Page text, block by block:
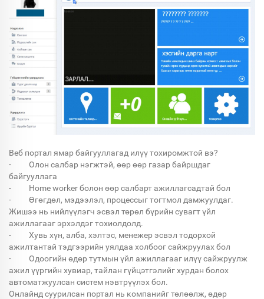
Веб портал ямар байгууллагад илүү тохиромжтой вэ?
- Олон салбар нэгжтэй, өөр өөр газар байршдаг
байгууллага
- Home worker болон өөр салбарт ажиллагсадтай бол
- Өгөгдөл, мэдээлэл, процессыг тогтмол дамжуулдаг.
Жишээ нь нийлүүлэгч эсвэл төрөл бүрийн сувагт үйл
ажиллагааг эрхэлдэг тохиолдолд.
- Хувь хүн, алба, хэлтэс, менежер эсвэл тодорхой
ажилтантай тэдгээрийн уялдаа холбоог сайжруулах бол
- Одоогийн өдөр тутмын үйл ажиллагааг илүү сайжруулж
ажил үүргийн хувиар, тайлан гүйцэтгэлийг хурдан болох
автоматжуулсан систем нэвтрүүлэх бол.
Онлайнд суурилсан портал нь компанийг төлөөлж, өдөр